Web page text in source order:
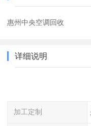
惠州中央空调回收
详细说明
加工定制